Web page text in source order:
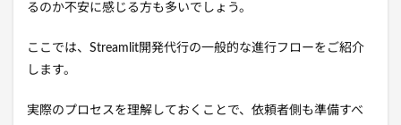
るのか不安に感じる方も多いでしょう。
ここでは、Streamlit開発代行の一般的な進行フローをご紹介
します。
実際のプロセスを理解しておくことで、依頼者側も準備すべ